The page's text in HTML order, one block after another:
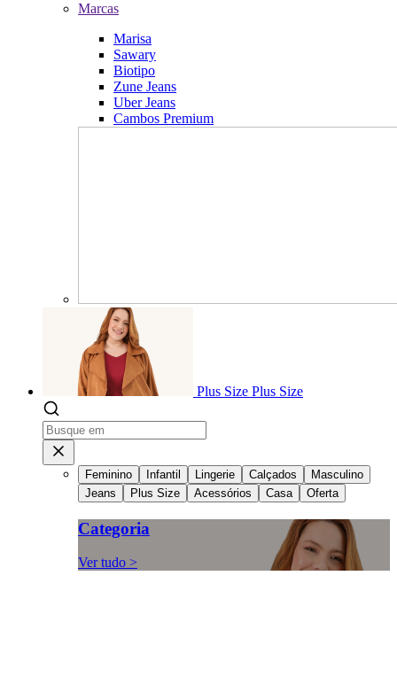
Marcas
Marisa
Sawary
Biotipo
Zune Jeans
Uber Jeans
Cambos Premium
Plus Size Plus Size
Feminino Infantil Lingerie Calçados
Masculino
Jeans
Plus Size Acessórios Casa Oferta
Categoria
Ver tudo >